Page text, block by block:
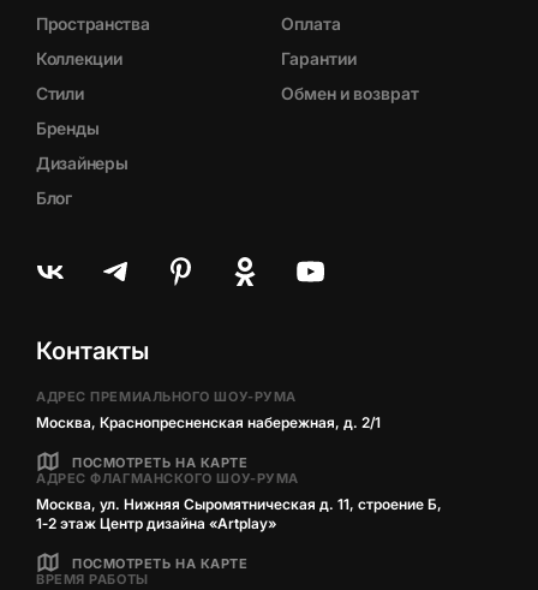
Пространства
Коллекции
Стили
Бренды
Дизайнеры
Блог
Оплата
Гарантии
Обмен и возврат
Контакты
АДРЕС ПРЕМИАЛЬНОГО ШОУ-РУМА
Москва, Краснопресненская набережная, д. 2/1
ПОСМОТРЕТЬ НА КАРТЕ
АДРЕС ФЛАГМАНСКОГО ШОУ-РУМА
Москва, ул. Нижняя Сыромятническая д. 11, строение Б,
1‑2 этаж Центр дизайна «Artplay»
ПОСМОТРЕТЬ НА КАРТЕ
ВРЕМЯ РАБОТЫ